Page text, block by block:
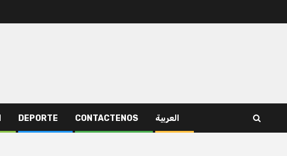
DEPORTE CONTACTENOS العربية